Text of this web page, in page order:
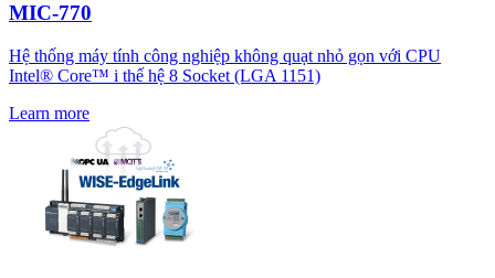
MIC-770
Hệ thống máy tính công nghiệp không quạt nhỏ gọn với CPU
Intel® Core™ i thế hệ 8 Socket (LGA 1151)
Learn more